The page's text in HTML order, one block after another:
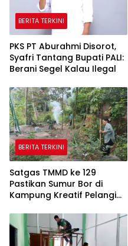
BERITA TERKINI
PKS PT Aburahmi Disorot,
Syafri Tantang Bupati PALI:
Berani Segel Kalau Ilegal
BERITA TERKINI
Satgas TMMD ke 129
Pastikan Sumur Bor di
Kampung Kreatif Pelangi